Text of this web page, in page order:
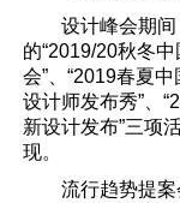
设计峰会期间
的“2019/20秋冬
会”、“2019春夏
设计师发布秀”、
新设计发布”三项
现。
流行趋势提案